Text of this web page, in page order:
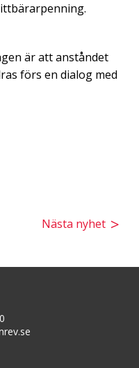
är att anståndet
förs en dialog med
Nästa nyhet